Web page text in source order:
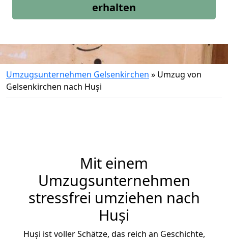
erhalten
Umzugsunternehmen Gelsenkirchen » Umzug von
Gelsenkirchen nach Huși
Mit einem
Umzugsunternehmen
stressfrei umziehen nach
Huși
Huși ist voller Schätze, das reich an Geschichte,